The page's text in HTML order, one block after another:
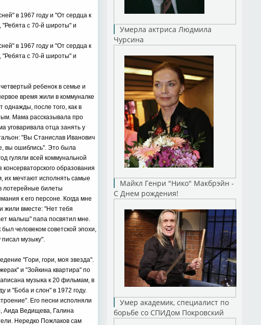
в 1967 году и "От сердца к
"Ребята с 70-й широты" и
в 1967 году и "От сердца к
"Ребята с 70-й широты" и
ребенок в семье и
время жили в коммуналке
после того, как в
Мама рассказывала про
уговаривала отца занять у
"Вы Станислав Иванович
вы ошиблись". Это была
гуляли всей коммунальной
образования
их мечтают исполнять самые
лотерейные билеты
к его персоне. Когда мне
жили вместе: "Нет тебя
малыш" папа посвятил мне.
был человеком советской эпохи,
музыку".
"Гори, гори, моя звезда".
и "Зойкина квартира" по
музыка к 20 фильмам, в
и "Боба и слон" в 1972 году.
Его песни исполняли
Аида Ведищева, Галина
Нередко Пожлаков сам
Умерла актриса Людмила
Чурсина
Майкл Генри "Нико" Макбрэйн -
С Днем рождения!
Умер академик, специалист по
борьбе со СПИДом Покровский